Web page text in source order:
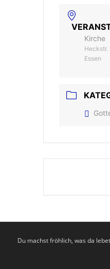
Kirche
Essen
Du machst fröhlich, was da